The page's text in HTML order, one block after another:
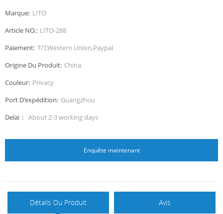
Marque: LITO
Article NO.: LITO-288
Paiement: T/T,Western Union,Paypal
Origine Du Produit: China
Couleur: Privacy
Port D'expédition: Guangzhou
Delai： About 2-3 working days
Enquête maintenant
Détails Du Produit Avis